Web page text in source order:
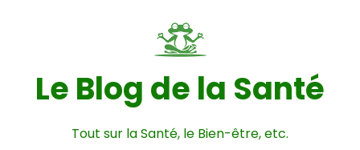
Le Blog de la Santé
Tout sur la Santé, le Bien-être, etc.